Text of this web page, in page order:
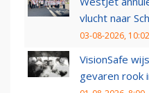
vlucht naar
03-08-2026, 10:02
VisionSafe
gevaren rook